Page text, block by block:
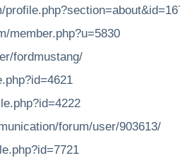
member.php?u=5830
fordmustang/
forum/user/903613/